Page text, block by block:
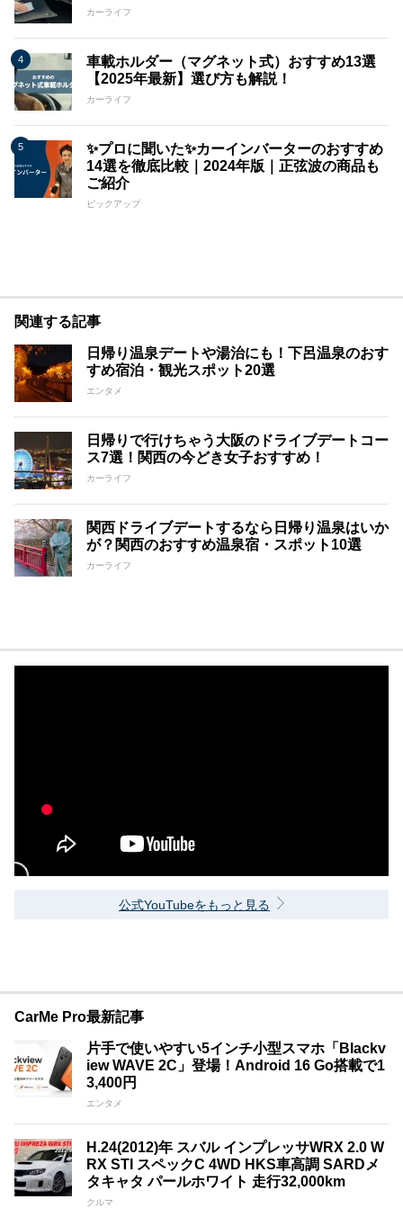
カーライフ
車載ホルダー（マグネット式）おすすめ13選
【2025年最新】選び方も解説！
カーライフ
✨プロに聞いた✨カーインバーターのおすすめ
14選を徹底比較｜2024年版｜正弦波の商品も
ご紹介
ピックアップ
関連する記事
日帰り温泉デートや湯治にも！下呂温泉のおす
すめ宿泊・観光スポット20選
エンタメ
日帰りで行けちゃう大阪のドライブデートコー
ス7選！関西の今どき女子おすすめ！
カーライフ
関西ドライブデートするなら日帰り温泉はいか
が？関西のおすすめ温泉宿・スポット10選
カーライフ
公式YouTubeをもっと見る
CarMe Pro最新記事
片手で使いやすい5インチ小型スマホ「Blackv
iew WAVE 2C」登場！Android 16 Go搭載で1
3,400円
エンタメ
H.24(2012)年 スバル インプレッサWRX 2.0 W
RX STI スペックC 4WD HKS車高調 SARDメ
タキャタ パールホワイト 走行32,000km
クルマ